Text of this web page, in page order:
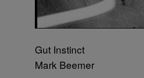
Gut Instinct
Mark Beemer